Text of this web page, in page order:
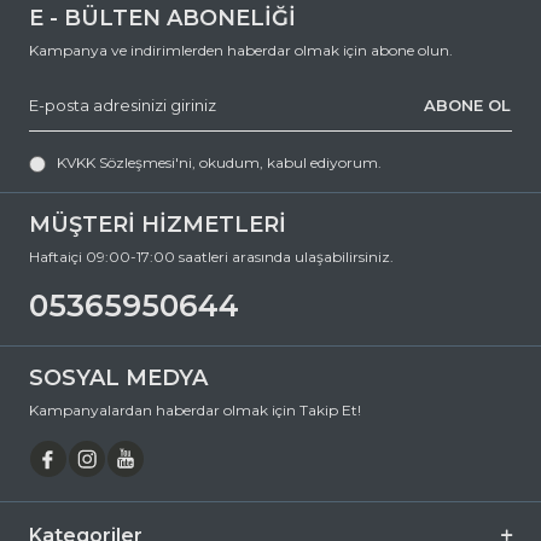
MÜŞTERİ HİZMETLERİ
Haftaiçi 09:00-17:00 saatleri arasında ulaşabilirsiniz.
05365950644
E - BÜLTEN ABONELİĞİ
Kampanya ve indirimlerden haberdar olmak için abone olun.
ABONE OL
KVKK Sözleşmesi'ni, okudum, kabul ediyorum.
SOSYAL MEDYA
Kampanyalardan haberdar olmak için Takip Et!
Kategoriler